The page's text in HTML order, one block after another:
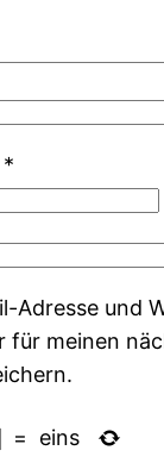
*
Adresse und
für meinen
= eins